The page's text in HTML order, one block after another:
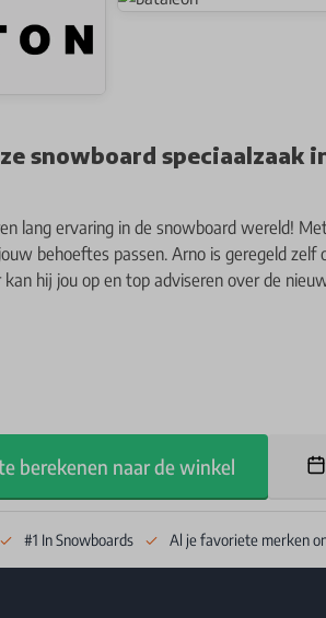
snowboard speciaalzaak
lang ervaring in de snowboard wereld!
behoeftes passen. Arno is geregeld
hij jou op en top adviseren over de
berekenen naar de winkel
#1 In Snowboards Al je favoriete merken